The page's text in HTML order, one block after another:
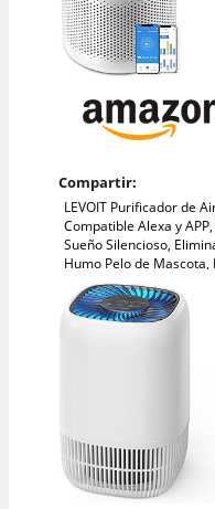
Compartir:
LEVOIT Purificador de
Compatible Alexa y
Sueño Silencioso,
Humo Pelo de Mascota,